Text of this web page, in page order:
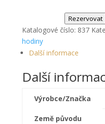
Rezervovat
Katalogové číslo: 837
hodiny
Další informace
Další
Výrobce/Značka
Země původu